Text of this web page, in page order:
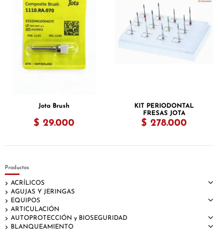
Jota Brush
$ 29.000
KIT PERIODONTAL
FRESAS JOTA
$ 278.000
Productos
ACRÍLICOS
AGUJAS Y JERINGAS
EQUIPOS
ARTICULACIÓN
AUTOPROTECCIÓN y BIOSEGURIDAD
BLANQUEAMIENTO